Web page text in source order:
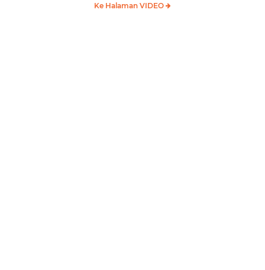
Ke Halaman VIDEO